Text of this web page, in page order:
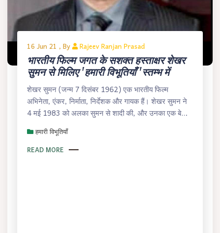
16 Jun 21 , By Rajeev Ranjan Prasad
भारतीय फिल्म जगत के सशक्त हस्ताक्षर शेखर
सुमन से मिलिए 'हमारी विभूतियाँ 'स्तम्भ में
शेखर सुमन (जन्म 7 दिसंबर 1962) एक भारतीय फिल्म
अभिनेता, एंकर, निर्माता, निर्देशक और गायक हैं। शेखर सुमन ने
4 मई 1983 को अलका सुमन से शादी की, और उनका एक बेटा
हमारी विभूतियाँ
READ MORE